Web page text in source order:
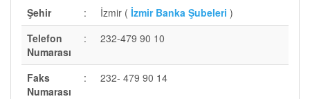
Şehir
: İzmir ( İzmir Banka Şubeleri )
Telefon
Numarası
: 232-479 90 10
Faks
Numarası
: 232- 479 90 14